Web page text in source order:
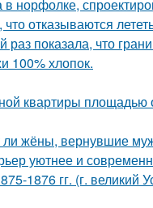
в норфолке,
отказываются
раз показала, что
100% хлопок.
квартиры
жёны, вернувшие
уютнее и
1876 гг. (г. великий